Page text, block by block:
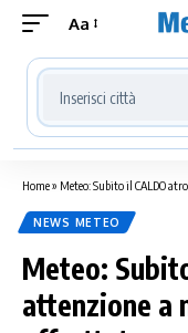
Aa
Cerca località
Home» Meteo: Subito il CALDO
NEWS METEO
Meteo:
attenzione a